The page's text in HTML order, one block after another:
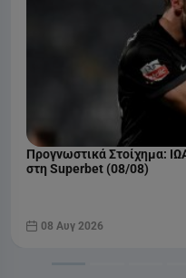
Liga
COSMOTE
Προγνωστικά Στοίχημα:
στη Superbet (08/08)
08 Αυγ 2026